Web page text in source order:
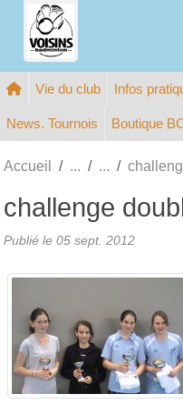
Vie du club Infos
News. Tournois Boutique
Accueil
challenge
Publié le 05 sept. 2012
Panneau de gestion des